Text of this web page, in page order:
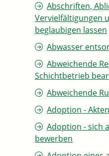
Abschriften,
Vervielfältigungen
beglaubigen lassen
Abwasser
Abweichende
Schichtbetrieb
Abweichende
Adoption -
Adoption - sich
bewerben